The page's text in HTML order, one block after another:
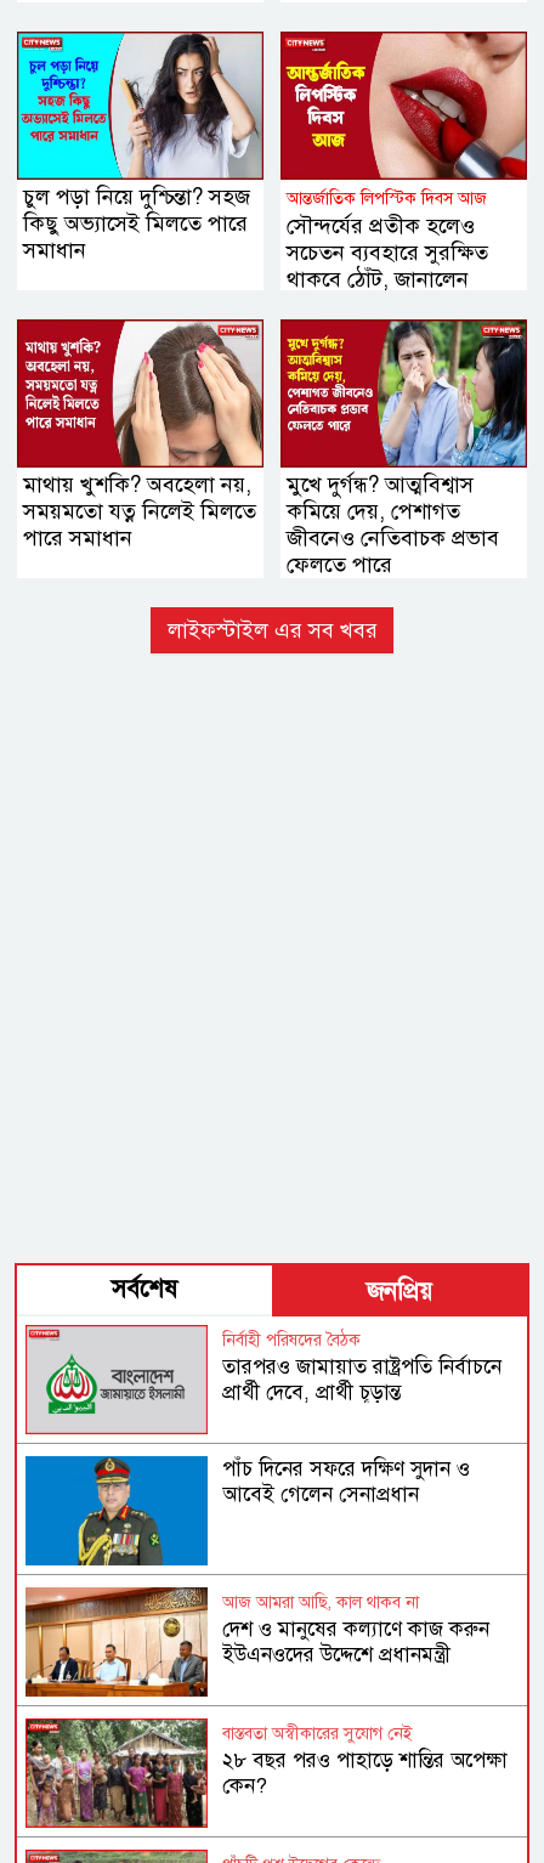
চুল পড়া নিয়ে দুশ্চিন্তা? সহজ
কিছু অভ্যাসেই মিলতে পারে
সমাধান
আন্তর্জাতিক লিপস্টিক দিবস আজ
সৌন্দর্যের প্রতীক হলেও
সচেতন ব্যবহারে সুরক্ষিত
থাকবে ঠোঁট, জানালেন
মাথায় খুশকি? অবহেলা নয়,
সময়মতো যত্ন নিলেই মিলতে
পারে সমাধান
মুখে দুর্গন্ধ? আত্মবিশ্বাস
কমিয়ে দেয়, পেশাগত
জীবনেও নেতিবাচক প্রভাব
ফেলতে পারে
লাইফস্টাইল এর সব খবর
সর্বশেষ জনপ্রিয়
নির্বাহী পরিষদের বৈঠক
তারপরও জামায়াত রাষ্ট্রপতি নির্বাচনে
প্রার্থী দেবে, প্রার্থী চূড়ান্ত
পাঁচ দিনের সফরে দক্ষিণ সুদান ও
আবেই গেলেন সেনাপ্রধান
আজ আমরা আছি, কাল থাকব না
দেশ ও মানুষের কল্যাণে কাজ করুন
ইউএনওদের উদ্দেশে প্রধানমন্ত্রী
বাস্তবতা অস্বীকারের সুযোগ নেই
২৮ বছর পরও পাহাড়ে শান্তির অপেক্ষা
কেন?